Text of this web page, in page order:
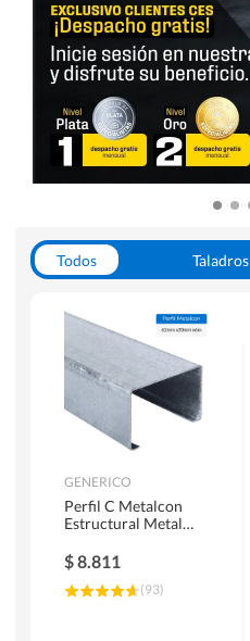
Todos Taladros
Herramientas Manuales
GENERICO
Perfil C Metalcon
Estructural Metal
$8.811
(93)